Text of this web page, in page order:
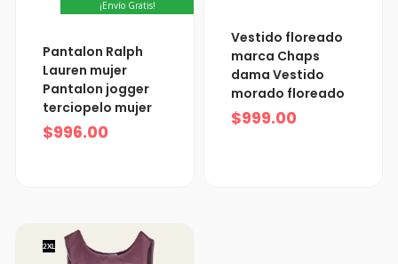
¡Envío Gratis!
Pantalon Ralph
Lauren mujer
Pantalon jogger
terciopelo mujer
$996.00
Vestido floreado
marca Chaps
dama Vestido
morado floreado
$999.00
2XL